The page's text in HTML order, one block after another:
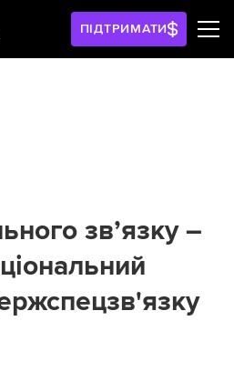
ПІДТРИМАТИ
зв’язку –